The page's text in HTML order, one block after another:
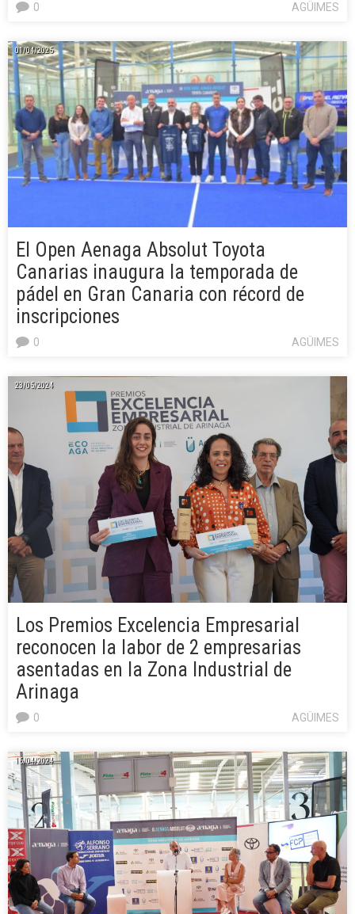
AGÜIMES
0
01/04/2025
El Open Aenaga Absolut Toyota
Canarias inaugura la temporada de
pádel en Gran Canaria con récord de
inscripciones
AGÜIMES
0
23/05/2024
Los Premios Excelencia Empresarial
reconocen la labor de 2 empresarias
asentadas en la Zona Industrial de
Arinaga
AGÜIMES
0
16/04/2024